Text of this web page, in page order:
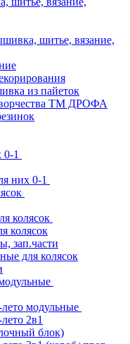
шитье, вязание,
из пайеток
ТМ ДРОФА
1
них 0-1
колясок
колясок
зап.части
для колясок
модульные
2в1
блок)